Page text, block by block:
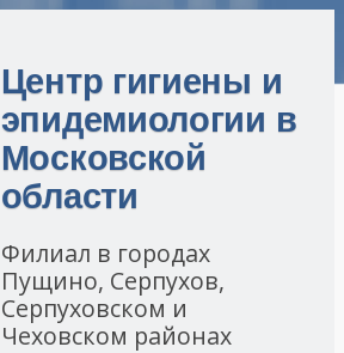
Центр гигиены и
эпидемиологии в
Московской
области
Филиал в городах
Пущино, Серпухов,
Серпуховском и
Чеховском районах